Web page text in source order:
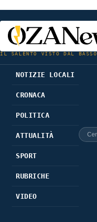
IL SALENTO VISTO DAL BASSO
NOTIZIE LOCALI
CRONACA
POLITICA
ATTUALITÀ
SPORT
RUBRICHE
VIDEO